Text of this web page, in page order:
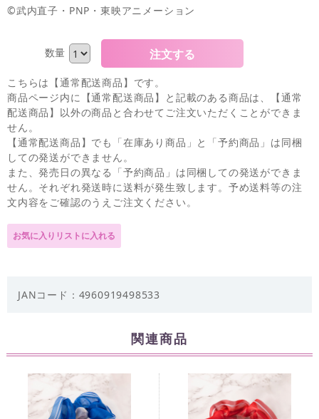
©武内直子・PNP・東映アニメーション
数量
こちらは【通常配送商品】です。
商品ページ内に【通常配送商品】と記載のある商品は、【通常
配送商品】以外の商品と合わせてご注文いただくことができま
せん。
【通常配送商品】でも「在庫あり商品」と「予約商品」は同梱
しての発送ができません。
また、発売日の異なる「予約商品」は同梱しての発送ができま
せん。それぞれ発送時に送料が発生致します。予め送料等の注
文内容をご確認のうえご注文ください。
JANコード：4960919498533
関連商品